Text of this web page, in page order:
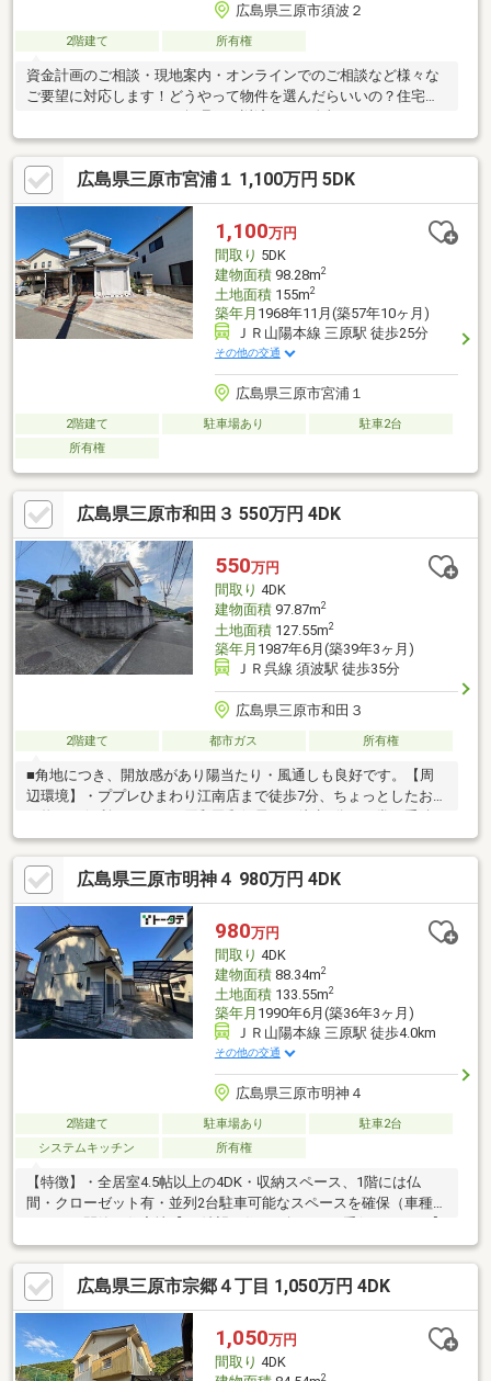
広島県三原市須波２
2階建て 所有権
資金計画のご相談・現地案内・オンラインでのご相談など様々な
ご要望に対応します！どうやって物件を選んだらいいの？住宅ロ
い？お家の購入は人生で一番高額な買い物と言われています。買
う際の不安や悩みを解決し、納得のいく家選びができるよう、
「お客様目線」と「感謝の気持ち」を忘れずにお手伝いさせてい
ただきます。資金計画から購入までお手伝いします！
広島県三原市宮浦１ 1,100万円 5DK
1,100万円
間取り 5DK
建物面積98.28m2
土地面積155m2
築年月 1968年11月(築57年10ヶ月)
ＪＲ山陽本線 三原駅 徒歩25分
その他の交通
広島県三原市宮浦１
2階建て 駐車場あり
駐車2台
所有権
広島県三原市和田３ 550万円 4DK
550万円
間取り 4DK
建物面積97.87m2
土地面積127.55m2
築年月 1987年6月(築39年3ヶ月)
ＪＲ呉線 須波駅 徒歩35分
広島県三原市和田３
2階建て 都市ガス 所有権
■角地につき、開放感があり陽当たり・風通しも良好です。【周
辺環境】・ププレひまわり江南店まで徒歩7分、ちょっとしたお買
もスムーズに。
広島県三原市明神４ 980万円 4DK
980万円
間取り 4DK
建物面積88.34m2
土地面積133.55m2
築年月 1990年6月(築36年3ヶ月)
ＪＲ山陽本線 三原駅 徒歩4.0km
その他の交通
広島県三原市明神４
2階建て 駐車場あり
駐車2台
システムキッチン
所有権
【特徴】・全居室4.5帖以上の4DK・収納スペース、1階には仏
間・クローゼット有・並列2台駐車可能なスペースを確保（車種に
物件の詳細・ご相談はお気軽にお問い合わせください。
広島県三原市宗郷４丁目 1,050万円 4DK
1,050万円
間取り 4DK
2